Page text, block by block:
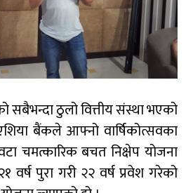
सबैभन्दा ठुलो वित्तीय संस्था भएको
बैंकले आफ्नो वार्षिकोत्सवका
चमत्कारिक बचत निक्षेप योजना
पुरा गरी २२ वर्ष प्रवेश गरेको